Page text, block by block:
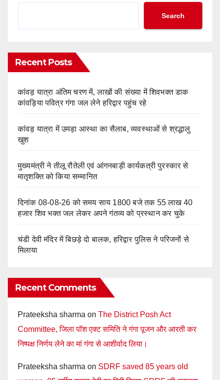
Search
Recent Posts
कांवड़ यात्रा अंतिम चरण में, लाखों की संख्या में शिवभक्त डाक
कांवड़िया पवित्र गंगा जल लेने हरिद्वार पहुंच रहे
कांवड़ यात्रा में उमड़ा आस्था का सैलाब, व्यवस्थाओं से श्रद्धालु
खुश
मुख्यमंत्री ने तीलू रौतेली एवं आंगनबाड़ी कार्यकत्री पुरस्कार से
मातृशक्ति को किया सम्मानित
दिनांक 08-08-26 को समय साय 1800 बजे तक 55 लाख 40
हजार शिव भक्त जल लेकर अपने गंतव्य को प्रस्थान कर चुके
चंडी देवी मंदिर में बिछड़े दो बालक, हरिद्वार पुलिस ने परिजनों से
मिलाया
Recent Comments
Prateeksha sharma on The District Posh Act
Committee, जिला पॉश एक्ट समिति ने गंगा पूजन और आरती कर
निष्पक्ष निर्णय लेने का मां गंगा से आशीर्वाद लिया।
Prateeksha sharma on SDRF saved 85 years old